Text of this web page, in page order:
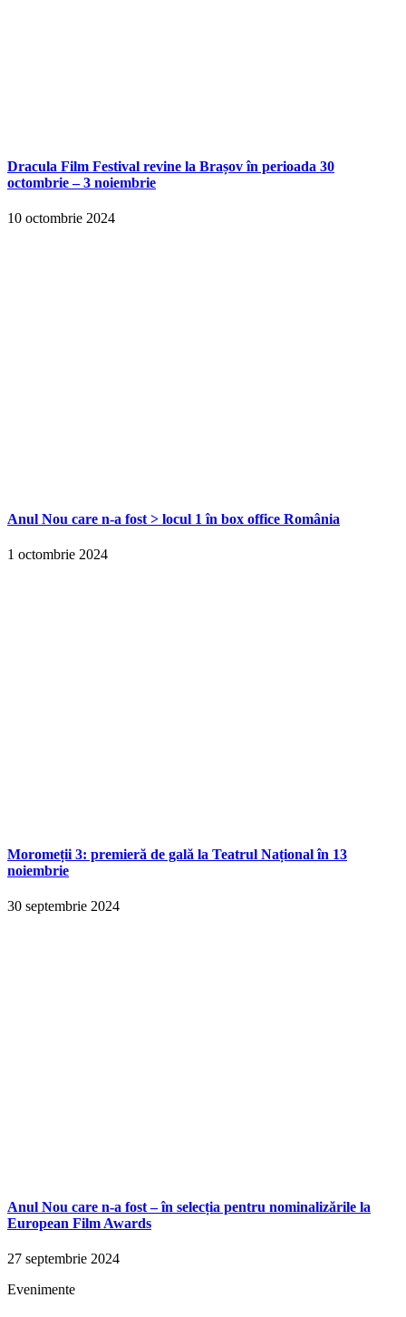
Dracula Film Festival revine la Brașov în perioada 30
octombrie – 3 noiembrie
10 octombrie 2024
Anul Nou care n-a fost > locul 1 în box office România
1 octombrie 2024
Moromeții 3: premieră de gală la Teatrul Național în 13
noiembrie
30 septembrie 2024
Anul Nou care n-a fost – în selecția pentru nominalizările la
European Film Awards
27 septembrie 2024
Evenimente